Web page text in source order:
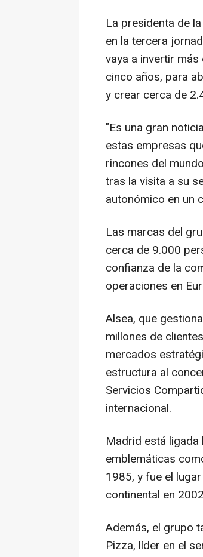
La presidenta de
en la tercera
vaya a invertir
cinco años, para
y crear cerca de
"Es una gran
estas empresas
rincones del
tras la visita a su
autonómico en un
Las marcas del
cerca de 9.000
confianza de la
operaciones en
Alsea, que
millones de
mercados
estructura al
Servicios
internacional.
Madrid está ligada
emblemáticas
1985, y fue el
continental en
Además, el grupo
Pizza, líder en el